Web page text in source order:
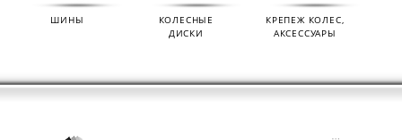
ШИНЫ
КОЛЕСНЫЕ
ДИСКИ
КРЕПЕЖ КОЛЕС,
АКСЕССУАРЫ